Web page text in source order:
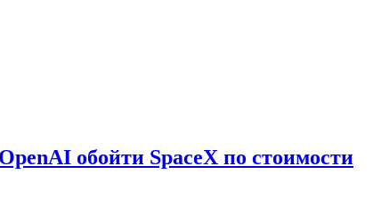
обойти SpaceX по стоимости